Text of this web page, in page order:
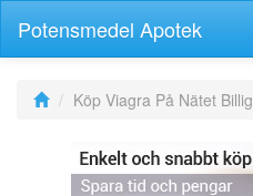
Potensmedel Apotek
Köp Viagra På Nätet Billig